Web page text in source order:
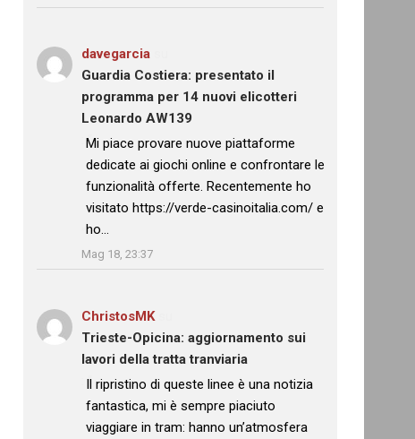
davegarcia
Guardia Costiera: presentato il
programma per 14 nuovi elicotteri
Leonardo AW139
: “
Mi piace provare nuove piattaforme
dedicate ai giochi online e confrontare le
funzionalità offerte. Recentemente ho
visitato https://verde-casinoitalia.com/ e
ho…
Mag 18, 23:37
ChristosMKsu
Trieste-Opicina: aggiornamento sui
lavori della tratta tranviaria
: “
Il ripristino di queste linee è una notizia
fantastica, mi è sempre piaciuto
viaggiare in tram: hanno un’atmosfera